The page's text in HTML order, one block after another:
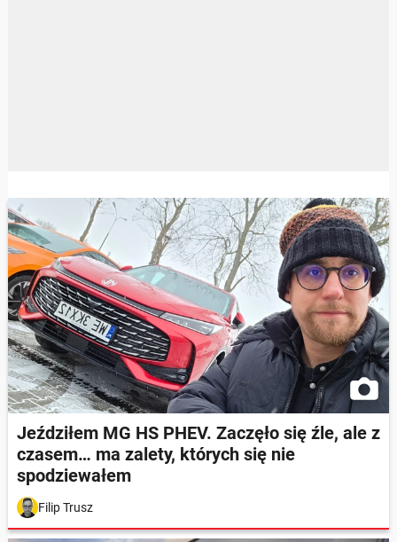
Jeździłem MG HS PHEV. Zaczęło się źle, ale z
czasem… ma zalety, których się nie
spodziewałem
Filip Trusz